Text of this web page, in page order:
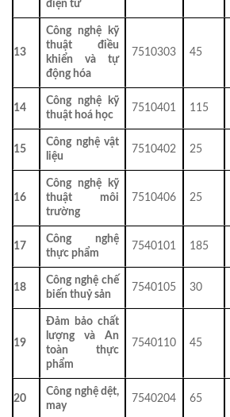
điện tử
13
Công nghệ kỹ
thuật điều
khiển và tự
động hóa
7510303 45
14
Công nghệ kỹ
thuật hoá học
7510401 115
15
Công nghệ vật
liệu
7510402 25
16
Công nghệ kỹ
thuật môi
trường
7510406 25
17
Công nghệ
thực phẩm
7540101 185
18
Công nghệ chế
biến thuỷ sản
7540105 30
19
Đảm bảo chất
lượng và An
toàn thực
phẩm
7540110 45
20
Công nghệ dệt,
may
7540204 65